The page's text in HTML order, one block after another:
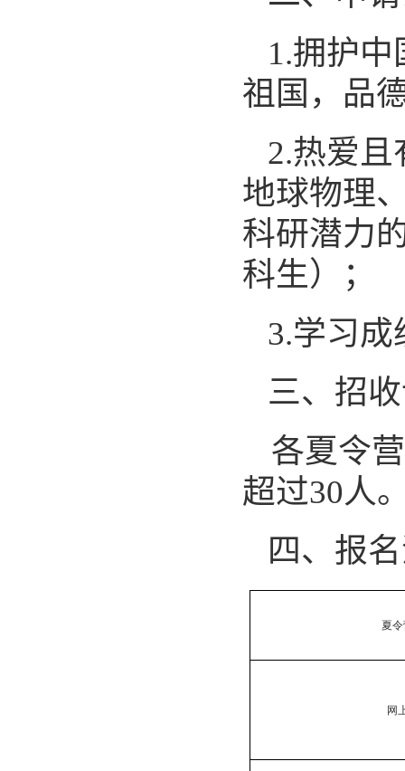
1.拥护中
祖国，品
2.热爱且
地球物理
科研潜力
科生）；
3.学习成
三、招
各夏令
超过30人
四、报
夏
网